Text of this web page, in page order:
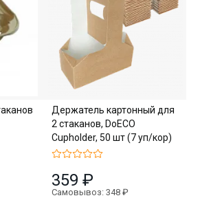
Держатель картонный для
2 стаканов, DoECO
Cupholder, 50 шт (7 уп/кор)
359 ₽
Самовывоз: 348 ₽